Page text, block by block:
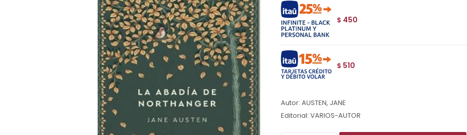
$ 450
$ 510
Autor: AUSTEN, JANE
Editorial: VARIOS-AUTOR